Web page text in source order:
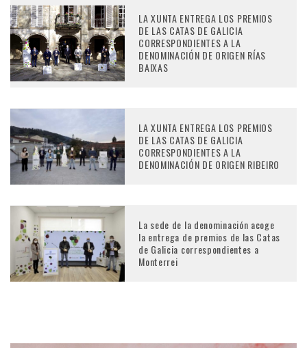
LA XUNTA ENTREGA LOS PREMIOS
DE LAS CATAS DE GALICIA
CORRESPONDIENTES A LA
DENOMINACIÓN DE ORIGEN RÍAS
BAIXAS
LA XUNTA ENTREGA LOS PREMIOS
DE LAS CATAS DE GALICIA
CORRESPONDIENTES A LA
DENOMINACIÓN DE ORIGEN RIBEIRO
La sede de la denominación acoge
la entrega de premios de las Catas
de Galicia correspondientes a
Monterrei